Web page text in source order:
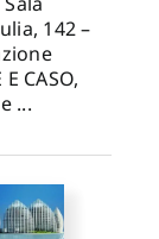
142 –
CASO,
...